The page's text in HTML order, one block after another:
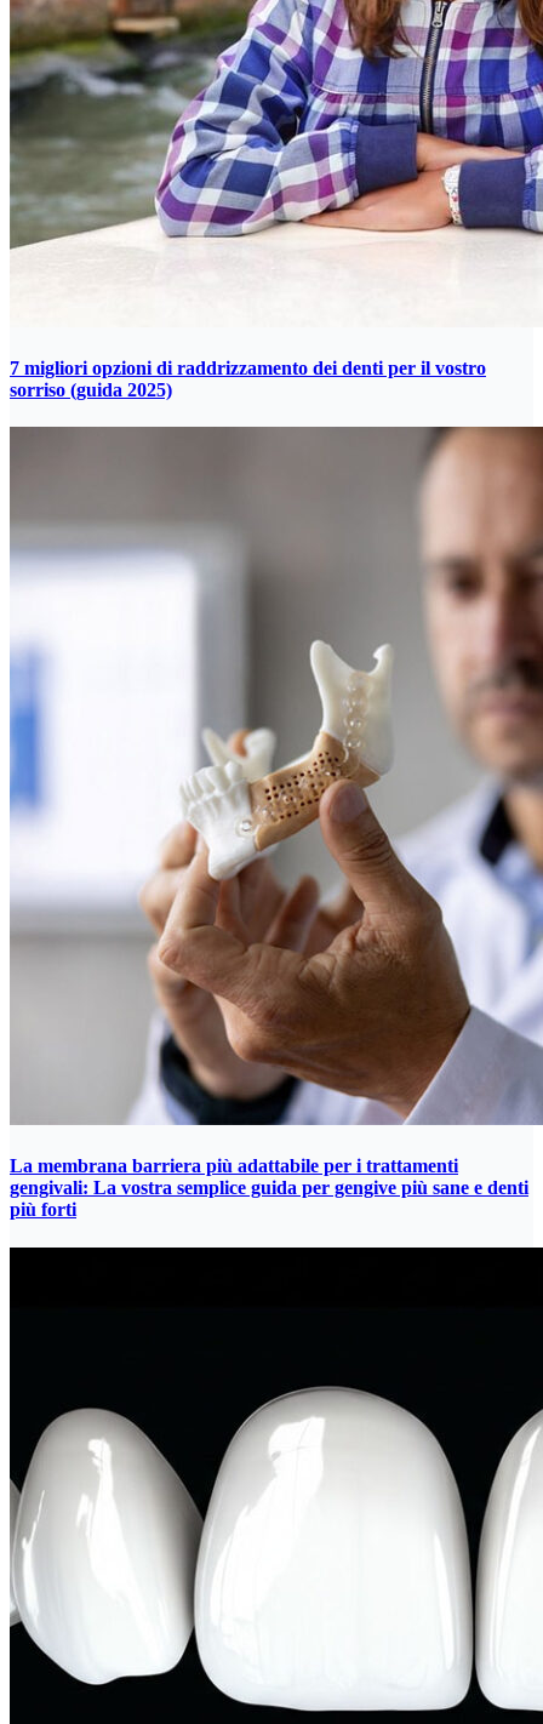
7 migliori opzioni di raddrizzamento dei denti per il vostro
sorriso (guida 2025)
La membrana barriera più adattabile per i trattamenti
gengivali: La vostra semplice guida per gengive più sane e denti
più forti